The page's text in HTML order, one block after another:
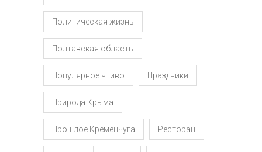
Политическая жизнь
Полтавская область
Популярное чтиво Праздники
Природа Крыма
Прошлое Кременчуга Ресторан